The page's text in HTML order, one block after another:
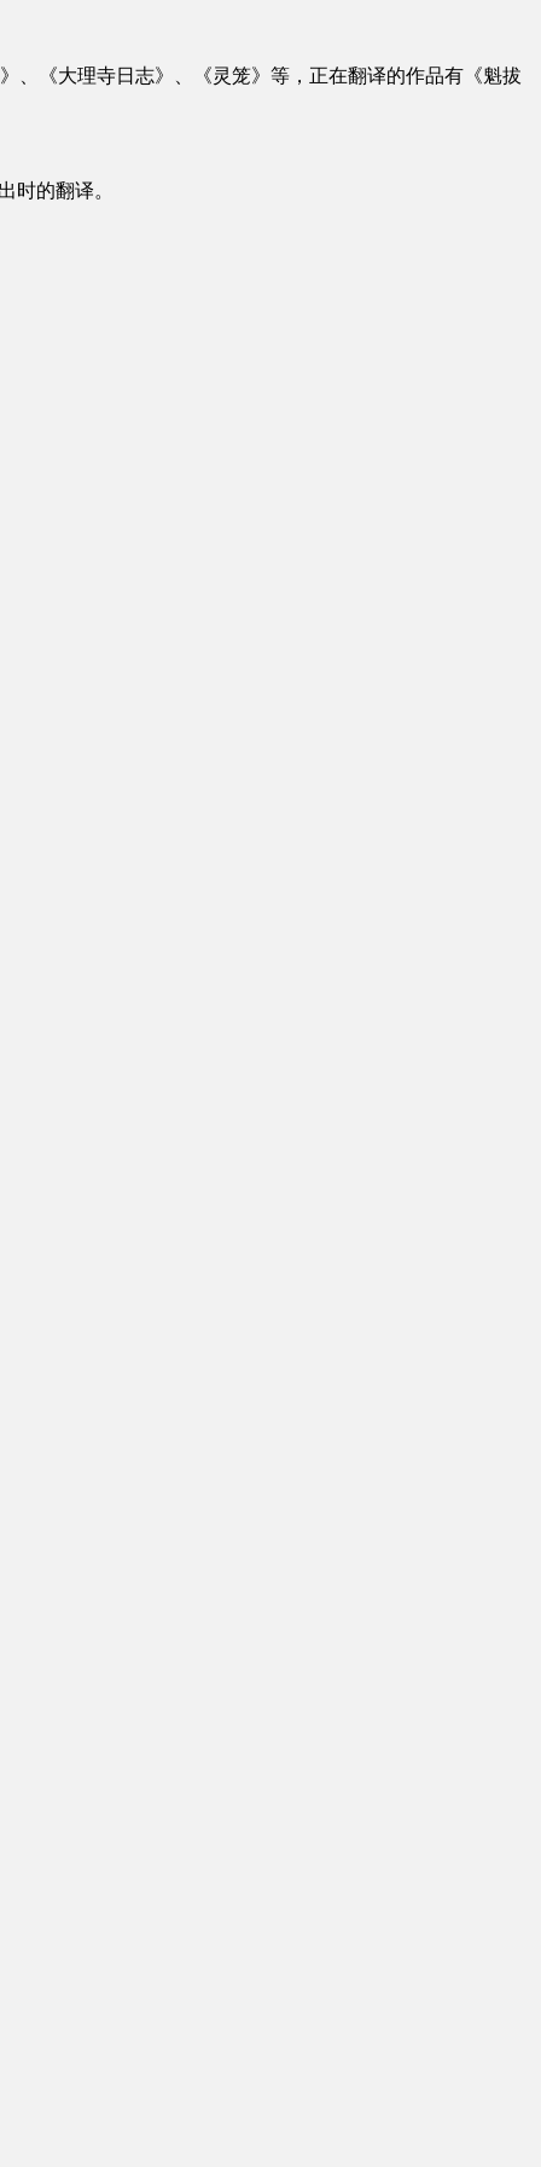
《大理寺日志》、《灵笼》等，正在翻译的作品有《魁拔
的翻译。